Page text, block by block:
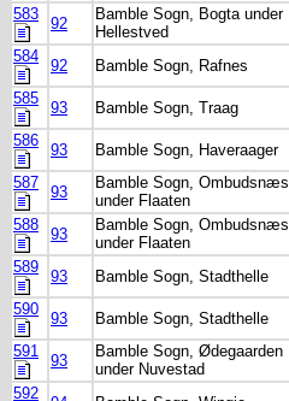
583
92
Bamble Sogn, Bogta under
Hellestved
584
92 Bamble Sogn, Rafnes
585
93 Bamble Sogn, Traag
586
93 Bamble Sogn, Haveraager
587
93
Bamble Sogn, Ombudsnæs
under Flaaten
588
93
Bamble Sogn, Ombudsnæs
under Flaaten
589
93 Bamble Sogn, Stadthelle
590
93 Bamble Sogn, Stadthelle
591
93
Bamble Sogn, Ødegaarden
under Nuvestad
592